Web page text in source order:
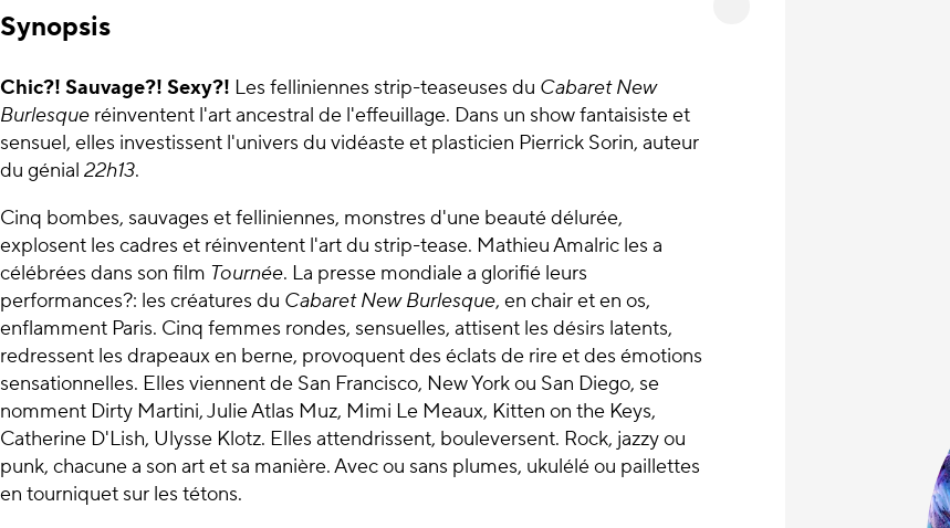
Synopsis
Chic?! Sauvage?! Sexy?! Les felliniennes strip-teaseuses du Cabaret New
Burlesque réinventent l'art ancestral de l'effeuillage. Dans un show fantaisiste et
sensuel, elles investissent l'univers du vidéaste et plasticien Pierrick Sorin, auteur
du génial 22h13.
Cinq bombes, sauvages et felliniennes, monstres d'une beauté délurée,
explosent les cadres et réinventent l'art du strip-tease. Mathieu Amalric les a
célébrées dans son film Tournée. La presse mondiale a glorifié leurs
performances?: les créatures du Cabaret New Burlesque, en chair et en os,
enflamment Paris. Cinq femmes rondes, sensuelles, attisent les désirs latents,
redressent les drapeaux en berne, provoquent des éclats de rire et des émotions
sensationnelles. Elles viennent de San Francisco, New York ou San Diego, se
nomment Dirty Martini, Julie Atlas Muz, Mimi Le Meaux, Kitten on the Keys,
Catherine D'Lish, Ulysse Klotz. Elles attendrissent, bouleversent. Rock, jazzy ou
punk, chacune a son art et sa manière. Avec ou sans plumes, ukulélé ou paillettes
en tourniquet sur les tétons.